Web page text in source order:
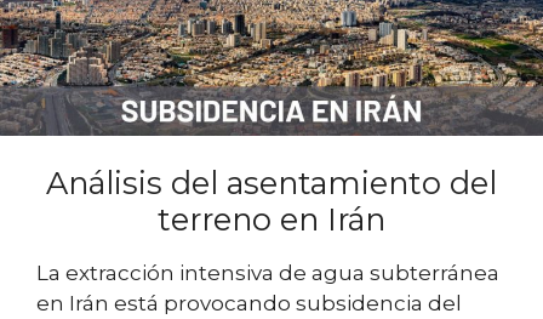
Análisis del asentamiento del
terreno en Irán
La extracción intensiva de agua subterránea
en Irán está provocando subsidencia del